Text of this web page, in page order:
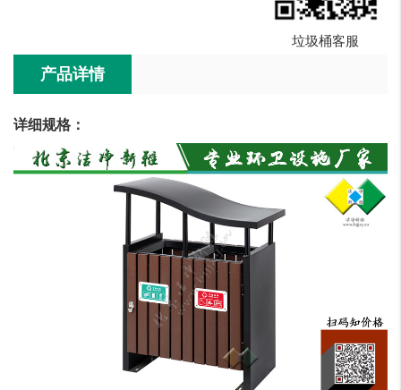
垃圾桶客服
产品详情
详细规格：